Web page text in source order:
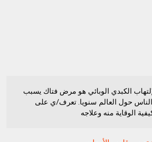
الكبدي الوبائي هو مرض فتاك يسبب
الناس حول العالم سنويا. تعرف/ي على
الوقاية منه وعلاجه